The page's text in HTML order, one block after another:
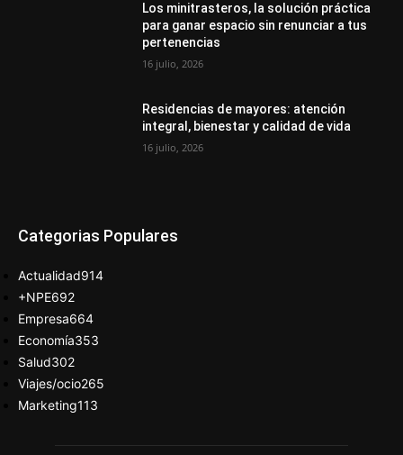
Los minitrasteros, la solución práctica
para ganar espacio sin renunciar a tus
pertenencias
16 julio, 2026
Residencias de mayores: atención
integral, bienestar y calidad de vida
16 julio, 2026
Categorias Populares
Actualidad914
+NPE692
Empresa664
Economía353
Salud302
Viajes/ocio265
Marketing113